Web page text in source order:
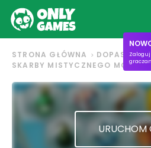
STRONA GŁÓWNA
DOPASUJ 3
SKARBY MISTYCZNEGO MORZA
URUCHOM